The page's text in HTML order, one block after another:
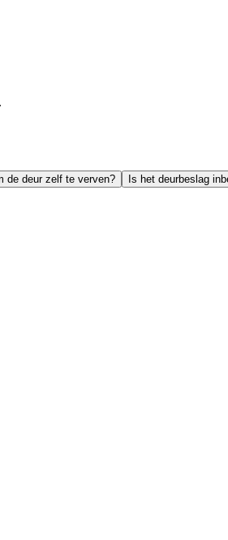
de deur zelf te verven? Is het deurbeslag